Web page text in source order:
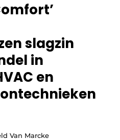
slagzin
in
en
Van Marcke